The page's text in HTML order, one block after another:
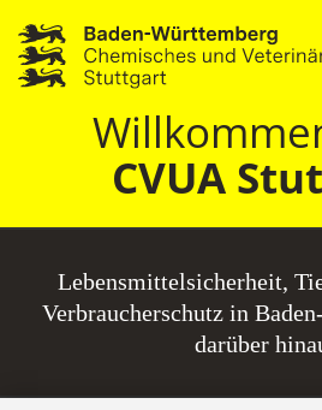
CVUA
Lebensmittel­sicherheit,
Verbraucherschutz in
darüber